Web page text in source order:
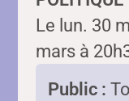
Le lun. 30
mars à
Public :